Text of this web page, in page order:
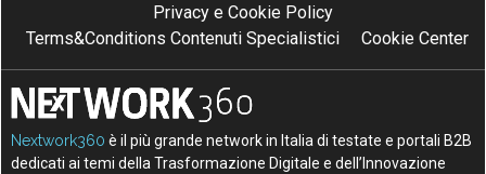
Privacy e Cookie Policy
Terms&Conditions Contenuti Specialistici
Cookie Center
Nextwork360 è il più grande network in Italia di testate e portali B2B
dedicati ai temi della Trasformazione Digitale e dell’Innovazione